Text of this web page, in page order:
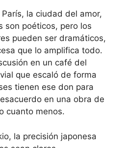
la ciudad del amor,
son poéticos, pero los
pueden ser dramáticos,
que lo amplifica todo.
en un café del
que escaló de forma
tienen ese don para
en una obra de
cuanto menos.
la precisión japonesa